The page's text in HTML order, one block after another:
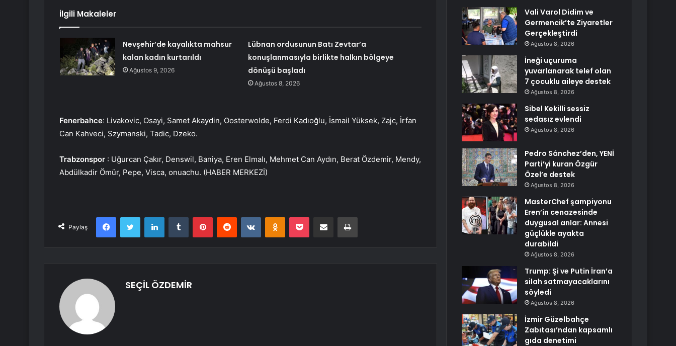
İlgili Makaleler
Nevşehir’de kayalıkta mahsur
kalan kadın kurtarıldı
Ağustos 9, 2026
Lübnan ordusunun Batı Zevtar’a
konuşlanmasıyla birlikte halkın bölgeye
dönüşü başladı
Ağustos 8, 2026
Fenerbahce: Livakovic, Osayi, Samet Akaydin, Oosterwolde, Ferdi Kadıoğlu, İsmail Yüksek, Zajc, İrfan
Can Kahveci, Szymanski, Tadic, Dzeko.
Trabzonspor : Uğurcan Çakır, Denswil, Baniya, Eren Elmalı, Mehmet Can Aydın, Berat Özdemir, Mendy,
Abdülkadir Ömür, Pepe, Visca, onuachu. (HABER MERKEZİ)
Paylaş
FacebookTwitter LinkedInTumblr PinterestReddit VKontakteOdnoklassniki
Pocket E-Posta ile paylaş Yazdır
SEÇİL ÖZDEMİR
Vali Varol Didim ve
Germencik’te Ziyaretler
Gerçekleştirdi
Ağustos 8, 2026
İneği uçuruma
yuvarlanarak telef olan
7 çocuklu aileye destek
Ağustos 8, 2026
Sibel Kekilli sessiz
sedasız evlendi
Ağustos 8, 2026
Pedro Sánchez’den, YENİ
Parti’yi kuran Özgür
Özel’e destek
Ağustos 8, 2026
MasterChef şampiyonu
Eren’in cenazesinde
duygusal anlar: Annesi
güçlükle ayakta
durabildi
Ağustos 8, 2026
Trump: Şi ve Putin İran’a
silah satmayacaklarını
söyledi
Ağustos 8, 2026
İzmir Güzelbahçe
Zabıtası’ndan kapsamlı
gıda denetimi